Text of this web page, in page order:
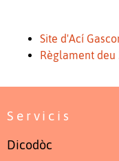
Site d'Ací
Règlament deu
Servicis
Dicodòc